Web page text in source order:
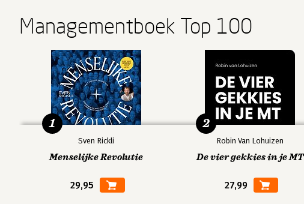
Managementboek Top 100
Sven Rickli
Menselijke Revolutie
29,95
1
Robin Van Lohuizen
De vier gekkies in je MT
27,99
2